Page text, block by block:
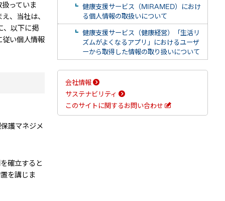
っていま
、当社は、
、以下に掲
従い個人情報
護マネジメ
確立すると
を講じま
健康支援サービス（MIRAMED）におけ
る個人情報の取扱いについて
健康支援サービス（健康経営）「生活リ
ズムがよくなるアプリ」におけるユーザ
ーから取得した情報の取り扱いについて
会社情報
サステナビリティ
このサイトに関するお問い合わせ